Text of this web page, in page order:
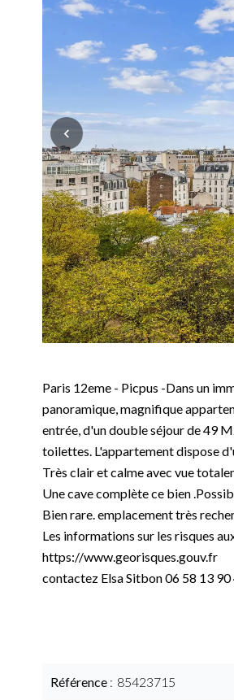
Paris 12eme - Picpus -Dans un
panoramique, magnifique
entrée, d'un double séjour de 49
toilettes. L'appartement dispose
Très clair et calme avec vue
Une cave complète ce bien
Bien rare. emplacement très
Les informations sur les risques
https://www.georisques.gouv.fr
contactez Elsa Sitbon 06 58 13 90
Référence 85423715